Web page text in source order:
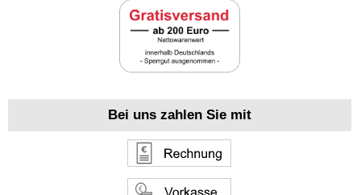
Bei uns zahlen Sie mit